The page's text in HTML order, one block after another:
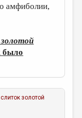
амфиболии,
было
золотой